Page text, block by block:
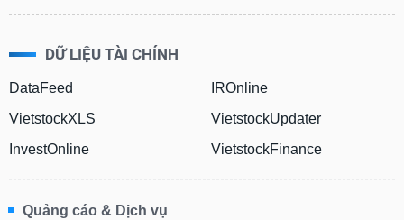
DỮ LIỆU TÀI CHÍNH
DataFeed
VietstockXLS
InvestOnline
IROnline
VietstockUpdater
VietstockFinance
Quảng cáo & Dịch vụ